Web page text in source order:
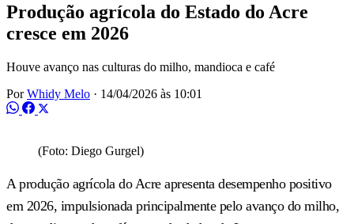
Produção agrícola do Estado do Acre
cresce em 2026
Houve avanço nas culturas do milho, mandioca e café
PorWhidy Melo · 14/04/2026 às 10:01
(Foto: Diego Gurgel)
A produção agrícola do Acre apresenta desempenho positivo
em 2026, impulsionada principalmente pelo avanço do milho,